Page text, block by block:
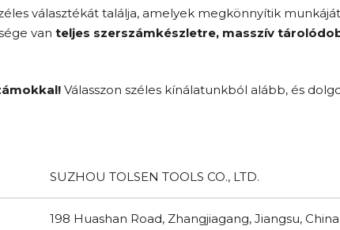
választékát találja, amelyek megkönnyítik
van teljes szerszámkészletre, masszív
Válasszon széles kínálatunkból alább, és
SUZHOU TOLSEN TOOLS CO., LTD.
198 Huashan Road, Zhangjiagang, Jiangsu, China